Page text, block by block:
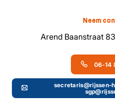
Neem
Arend Baanstraat
06-14
secretaris@rijssen-